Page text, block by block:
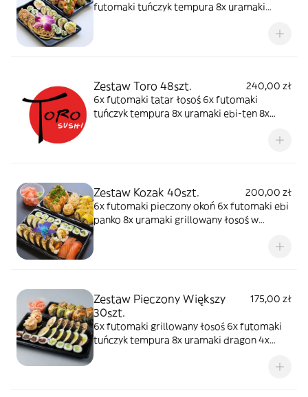
futomaki tuńczyk tempura 8x uramaki
Zestaw Toro 48szt.
240,00 zł
6x futomaki tatar łosoś 6x futomaki
tuńczyk tempura 8x uramaki ebi-ten 8x
łosoś owijany tamago 8x hosomaki tuńczyk
Zestaw Kozak 40szt.
200,00 zł
6x futomaki pieczony okoń 6x futomaki ebi
panko 8x uramaki grillowany łosoś w
Zestaw Pieczony Większy
30szt.
175,00 zł
6x futomaki grillowany łosoś 6x futomaki
tuńczyk tempura 8x uramaki dragon 4x